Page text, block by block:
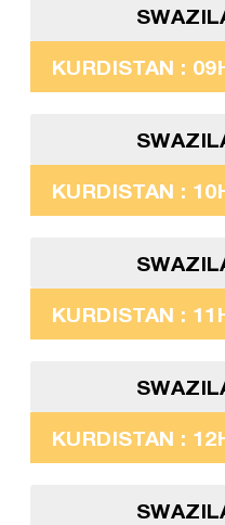
KURDISTAN :
KURDISTAN :
KURDISTAN :
KURDISTAN :